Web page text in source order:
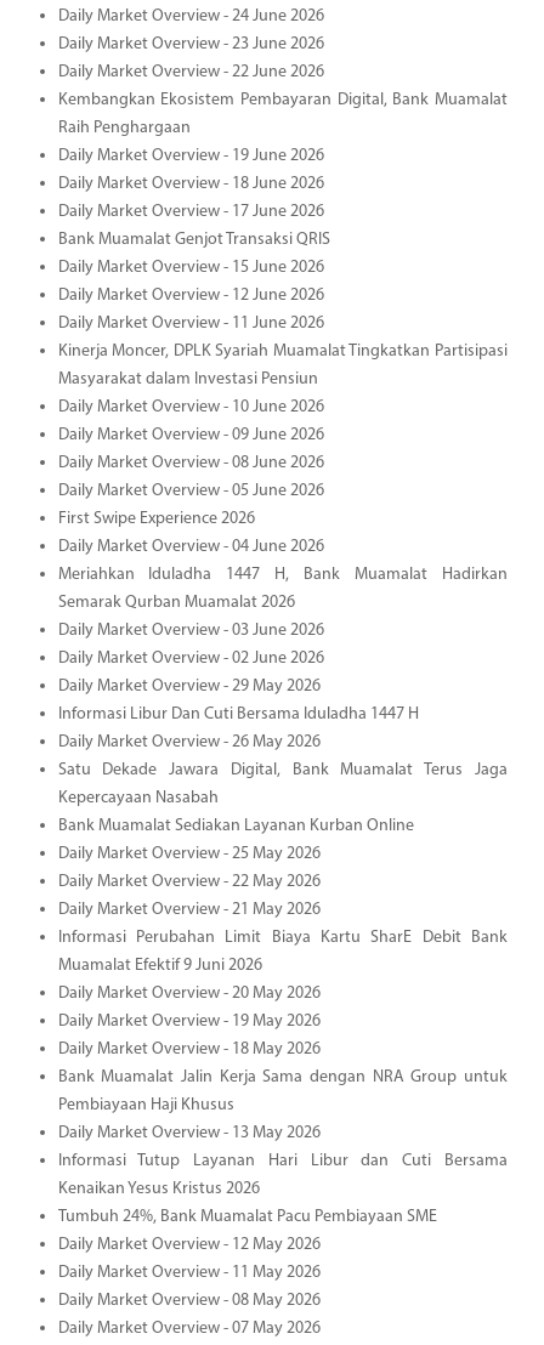
Daily Market Overview - 24 June 2026
Daily Market Overview - 23 June 2026
Daily Market Overview - 22 June 2026
Kembangkan Ekosistem Pembayaran Digital, Bank Muamalat
Raih Penghargaan
Daily Market Overview - 19 June 2026
Daily Market Overview - 18 June 2026
Daily Market Overview - 17 June 2026
Bank Muamalat Genjot Transaksi QRIS
Daily Market Overview - 15 June 2026
Daily Market Overview - 12 June 2026
Daily Market Overview - 11 June 2026
Kinerja Moncer, DPLK Syariah Muamalat Tingkatkan Partisipasi
Masyarakat dalam Investasi Pensiun
Daily Market Overview - 10 June 2026
Daily Market Overview - 09 June 2026
Daily Market Overview - 08 June 2026
Daily Market Overview - 05 June 2026
First Swipe Experience 2026
Daily Market Overview - 04 June 2026
Meriahkan Iduladha 1447 H, Bank Muamalat Hadirkan
Semarak Qurban Muamalat 2026
Daily Market Overview - 03 June 2026
Daily Market Overview - 02 June 2026
Daily Market Overview - 29 May 2026
Informasi Libur Dan Cuti Bersama Iduladha 1447 H
Daily Market Overview - 26 May 2026
Satu Dekade Jawara Digital, Bank Muamalat Terus Jaga
Kepercayaan Nasabah
Bank Muamalat Sediakan Layanan Kurban Online
Daily Market Overview - 25 May 2026
Daily Market Overview - 22 May 2026
Daily Market Overview - 21 May 2026
Informasi Perubahan Limit Biaya Kartu SharE Debit Bank
Muamalat Efektif 9 Juni 2026
Daily Market Overview - 20 May 2026
Daily Market Overview - 19 May 2026
Daily Market Overview - 18 May 2026
Bank Muamalat Jalin Kerja Sama dengan NRA Group untuk
Pembiayaan Haji Khusus
Daily Market Overview - 13 May 2026
Informasi Tutup Layanan Hari Libur dan Cuti Bersama
Kenaikan Yesus Kristus 2026
Tumbuh 24%, Bank Muamalat Pacu Pembiayaan SME
Daily Market Overview - 12 May 2026
Daily Market Overview - 11 May 2026
Daily Market Overview - 08 May 2026
Daily Market Overview - 07 May 2026